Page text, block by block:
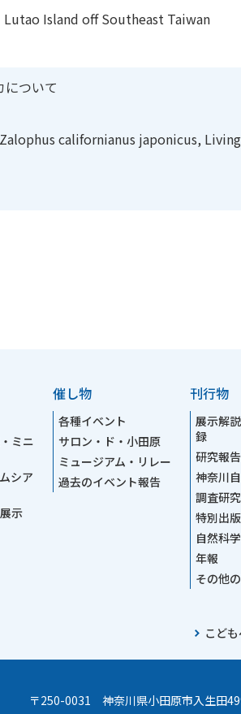
Island off Southeast Taiwan
について
californianus japonicus,
ミニ
シア
示
催し物
各種イベント
サロン・ド・小田原
ミュージアム・リレー
過去のイベント報告
刊行物
展示解
録
研究報告
神奈川
調査研
特別出
自然科
年報
その他
こど
〒250-0031 神奈川県小田原市入生